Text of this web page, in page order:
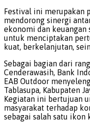
Festival ini merupakan
mendorong sinergi
ekonomi dan keuangan
untuk menciptakan
kuat, berkelanjutan,
Sebagai bagian dari
Cenderawasih, Bank
EAB Outdoor
Tablasupa, Kabupaten
Kegiatan ini bertujuan
masyarakat terhadap
sebagai salah satu ikon